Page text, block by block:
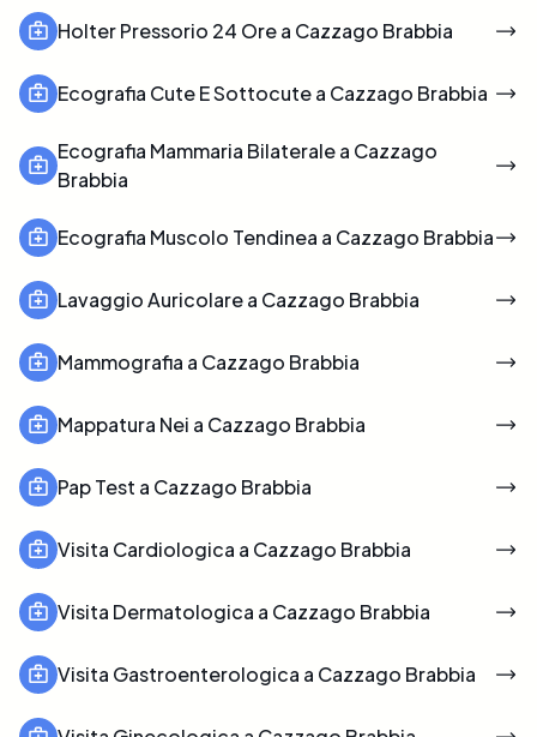
Holter Pressorio 24 Ore a Cazzago Brabbia
Ecografia Cute E Sottocute a Cazzago Brabbia
Ecografia Mammaria Bilaterale a Cazzago
Brabbia
Ecografia Muscolo Tendinea a Cazzago Brabbia
Lavaggio Auricolare a Cazzago Brabbia
Mammografia a Cazzago Brabbia
Mappatura Nei a Cazzago Brabbia
Pap Test a Cazzago Brabbia
Visita Cardiologica a Cazzago Brabbia
Visita Dermatologica a Cazzago Brabbia
Visita Gastroenterologica a Cazzago Brabbia